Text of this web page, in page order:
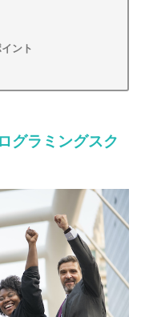
ント
グラミングスク